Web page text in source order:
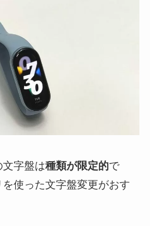
字盤は種類が限定的で
使った文字盤変更がおす